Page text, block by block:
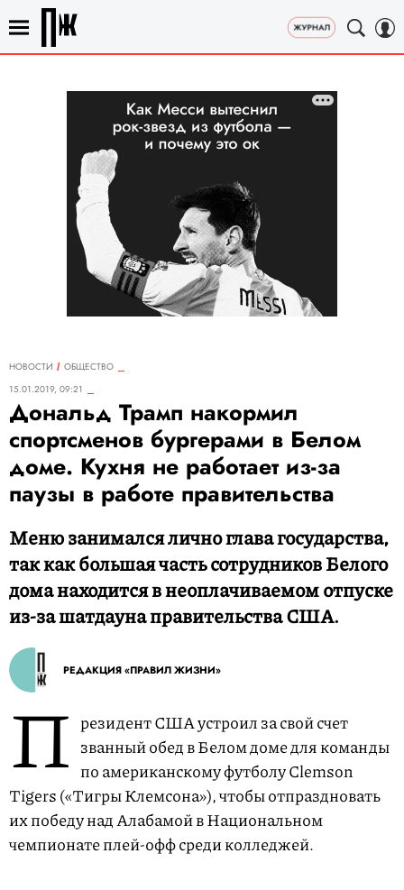
НОВОСТИ
ОБЩЕСТВО
15.01.2019, 09:21
Дональд Трамп накормил
спортсменов бургерами в Белом
доме. Кухня не работает из-за
паузы в работе правительства
Меню занимался лично глава государства,
так как большая часть сотрудников Белого
дома находится в неоплачиваемом отпуске
из-за шатдауна правительства США.
РЕДАКЦИЯ «ПРАВИЛ ЖИЗНИ»
П резидент США устроил за свой счет
званный обед в Белом доме для команды
по американскому футболу Clemson
Tigers («Тигры Клемсона»), чтобы отпраздновать
их победу над Алабамой в Национальном
чемпионате плей-офф среди колледжей.